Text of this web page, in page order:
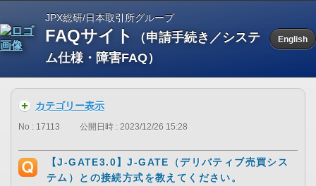
JPX総研/日本取引所グループ
FAQサイト
（申請手続き／システ
ム仕様・障害FAQ）
English
カテゴリー表示
No : 17113 公開日時 : 2023/12/26 15:28
【J-GATE3.0】J-GATE（デリバティブ売買シス
テム）との接続方式を教えてください。